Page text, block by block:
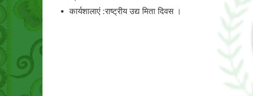
कार्यशालाएं :राष्ट्रीय उद्य मिता दिवस ।